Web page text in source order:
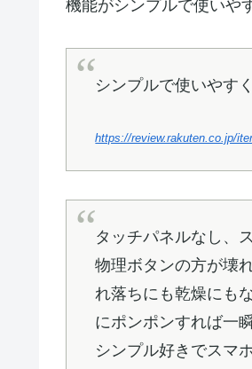
機能がシンプルで使いや
シンプルで使いやす
https://review.rakuten.co.jp/
タッチパネルなし、
物理ボタンの方が壊
れ落ちにも乾燥にも
にポンポンすれば一
シンプル好きでスマ